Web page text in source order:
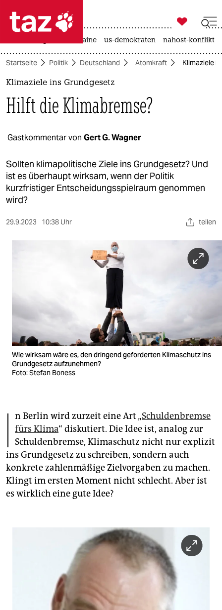
 taz zahl ich
taz zahl ich
politik
öko
gesellschaft
kultur
sport
berlin
veranstaltungen
shop
fragen & hilfe
genossenschaft
epaper login

taz zahl ich
krieg in der ukraine us-demokraten nahost-konflikt
Startseite Politik Deutschland Atomkraft Klimaziele
Klimaziele ins Grundgesetz
Hilft die Klimabremse?
Gastkommentar von Gert G. Wagner
Sollten klimapolitische Ziele ins Grundgesetz? Und
ist es überhaupt wirksam, wenn der Politik
kurzfristiger Entscheidungsspielraum genommen
wird?
29.9.2023 10:38 Uhr teilen
Wie wirksam wäre es, den dringend geforderten Klimaschutz ins
Grundgesetz aufzunehmen?
Foto: Stefan Boness
I n Berlin wird zurzeit eine Art „Schuldenbremse
fürs Klima“ diskutiert. Die Idee ist, analog zur
Schuldenbremse, Klimaschutz nicht nur explizit
ins Grundgesetz zu schreiben, sondern auch
konkrete zahlenmäßige Zielvorgaben zu machen.
Klingt im ersten Moment nicht schlecht. Aber ist
es wirklich eine gute Idee?